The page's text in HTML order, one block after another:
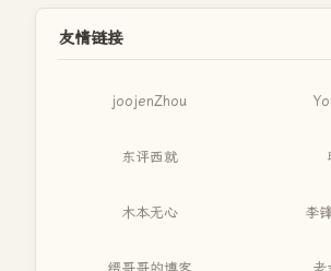
友情链接
joojenZhou
东评西就
木本无心 李